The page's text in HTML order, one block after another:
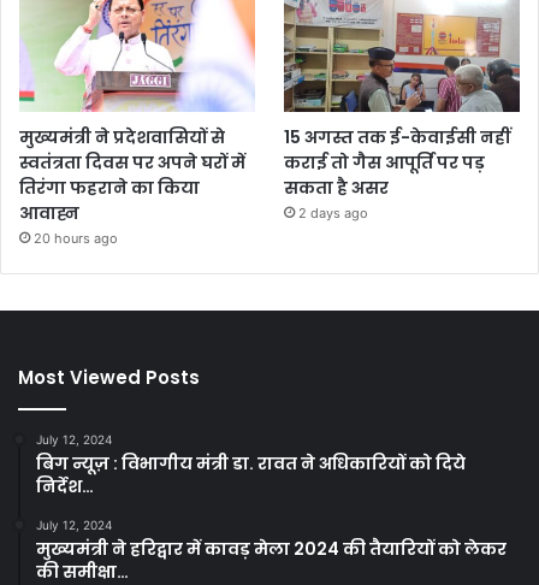
मुख्यमंत्री ने प्रदेशवासियों से
स्वतंत्रता दिवस पर अपने घरों में
तिरंगा फहराने का किया
आवाह्न
20 hours ago
15 अगस्त तक ई-केवाईसी नहीं
कराई तो गैस आपूर्ति पर पड़
सकता है असर
2 days ago
Most Viewed Posts
July 12, 2024
बिग न्यूज़ : विभागीय मंत्री डा. रावत ने अधिकारियों को दिये
निर्देश…
July 12, 2024
मुख्यमंत्री ने हरिद्वार में कावड़ मेला 2024 की तैयारियों को लेकर
की समीक्षा…